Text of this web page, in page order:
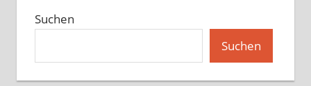
Suchen
Suchen